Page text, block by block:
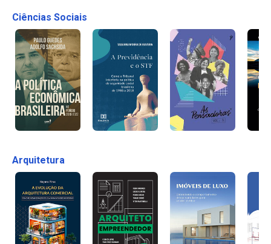
Ciências Sociais
Arquitetura